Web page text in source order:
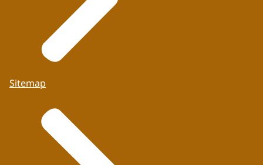
Sitemap